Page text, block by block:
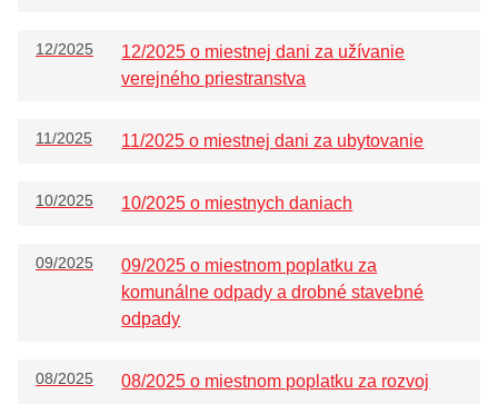
12/2025
12/2025 o miestnej dani za užívanie
verejného priestranstva
11/2025 11/2025 o miestnej dani za ubytovanie
10/2025 10/2025 o miestnych daniach
09/2025
09/2025 o miestnom poplatku za
komunálne odpady a drobné stavebné
odpady
08/2025 08/2025 o miestnom poplatku za rozvoj